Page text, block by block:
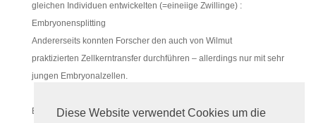
Diese Website verwendet Cookies um die
gleichen Individuen entwickelten (=eineiige Zwillinge) :
Embryonensplitting
Andererseits konnten Forscher den auch von Wilmut
praktizierten Zellkerntransfer durchführen – allerdings nur mit sehr
jungen Embryonalzellen.
Bei Dolly verwendete Wilmut jedochdasErbgut einer sechs